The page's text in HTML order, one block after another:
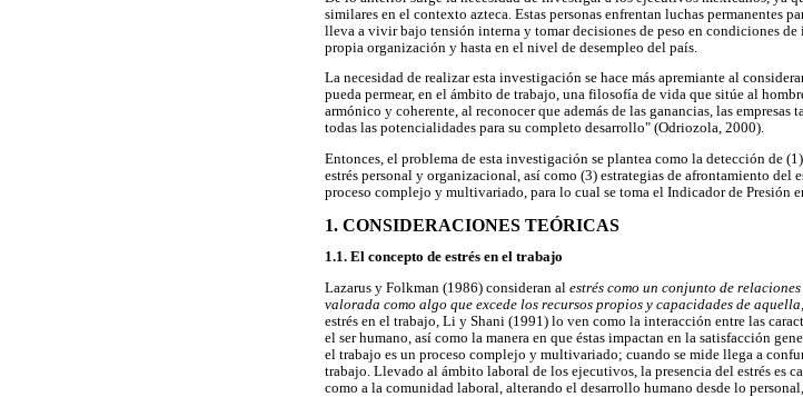
similares en el contexto azteca. Estas personas enfrentan luchas permanentes
lleva a vivir bajo tensión interna y tomar decisiones de peso en condiciones
propia organización y hasta en el nivel de desempleo del país.
La necesidad de realizar esta investigación se hace más apremiante al
pueda permear, en el ámbito de trabajo, una filosofía de vida que sitúe al
armónico y coherente, al reconocer que además de las ganancias, las
todas las potencialidades para su completo desarrollo" (Odriozola, 2000).
Entonces, el problema de esta investigación se plantea como la detección de
estrés personal y organizacional, así como (3) estrategias de afrontamiento del
proceso complejo y multivariado, para lo cual se toma el Indicador de Presión
1. CONSIDERACIONES TEÓRICAS
1.1. El concepto de estrés en el trabajo
Lazarus y Folkman (1986) consideran al estrés como un conjunto de
valorada como algo que excede los recursos propios y capacidades de
estrés en el trabajo, Li y Shani (1991) lo ven como la interacción entre las
el ser humano, así como la manera en que éstas impactan en la satisfacción
el trabajo es un proceso complejo y multivariado; cuando se mide llega a
trabajo. Llevado al ámbito laboral de los ejecutivos, la presencia del estrés es
como a la comunidad laboral, alterando el desarrollo humano desde lo